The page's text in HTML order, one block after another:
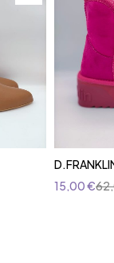
15,00€